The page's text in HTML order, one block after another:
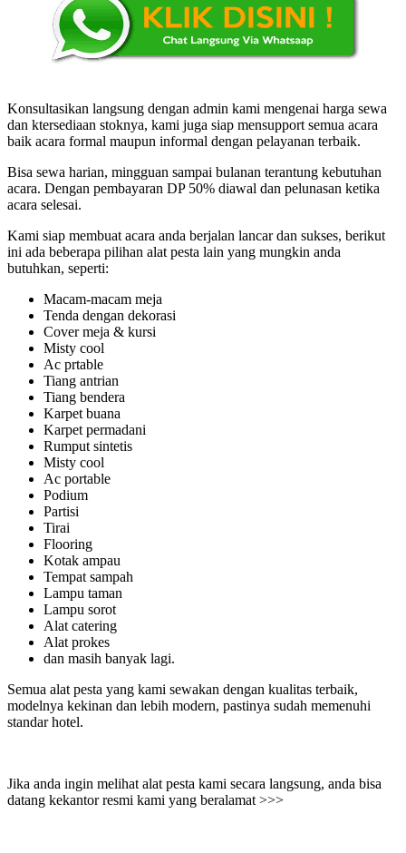
Konsultasikan langsung dengan admin kami mengenai harga sewa
dan ktersediaan stoknya, kami juga siap mensupport semua acara
baik acara formal maupun informal dengan pelayanan terbaik.
Bisa sewa harian, mingguan sampai bulanan terantung kebutuhan
acara. Dengan pembayaran DP 50% diawal dan pelunasan ketika
acara selesai.
Kami siap membuat acara anda berjalan lancar dan sukses, berikut
ini ada beberapa pilihan alat pesta lain yang mungkin anda
butuhkan, seperti:
Macam-macam meja
Tenda dengan dekorasi
Cover meja & kursi
Misty cool
Ac prtable
Tiang antrian
Tiang bendera
Karpet buana
Karpet permadani
Rumput sintetis
Misty cool
Ac portable
Podium
Partisi
Tirai
Flooring
Kotak ampau
Tempat sampah
Lampu taman
Lampu sorot
Alat catering
Alat prokes
dan masih banyak lagi.
Semua alat pesta yang kami sewakan dengan kualitas terbaik,
modelnya kekinan dan lebih modern, pastinya sudah memenuhi
standar hotel.
Jika anda ingin melihat alat pesta kami secara langsung, anda bisa
datang kekantor resmi kami yang beralamat >>>